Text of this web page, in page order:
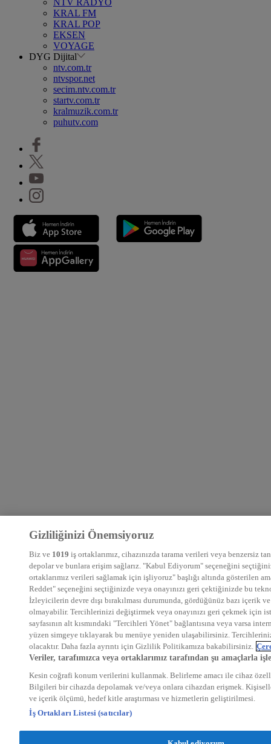
KRAL FM
KRAL POP
EKSEN
VOYAGE
DYG Dijital
ntv.com.tr
ntvspor.net
secim.ntv.com.tr
startv.com.tr
kralmuzik.com.tr
puhutv.com
Gizliliğinizi Önemsiyoruz
Biz ve 1019 iş ortaklarımız, cihazınızda tarama verileri veya benzersiz
depolar ve bunlara erişim sağlarız. "Kabul Ediyorum" seçeneğini
ortaklarımız verileri sağlamak için işliyoruz" başlığı altında gösterilen
Reddet" seçeneğini seçtiğinizde veya onayınızı geri çektiğinizde bu
İzleyicilerin devre dışı bırakılması durumunda, gördüğünüz bazı içerik
olmayabilir. Tercihlerinizi değiştirmek veya onayınızı geri çekmek için
sayfasının alt kısmındaki "Tercihleri Yönet" bağlantısına veya varsa
yüzen simgeye tıklayarak bu menüye yeniden ulaşabilirsiniz.
olacaktır. Daha fazla ayrıntı için Gizlilik Politikamıza bakabilirsiniz.
Veriler, tarafımızca veya ortaklarımız tarafından şu amaçlarla
Kesin coğrafi konum verilerini kullanmak. Belirleme amacı ile cihaz
Bilgileri bir cihazda depolamak ve/veya onlara cihazdan erişmek.
ve içerik ölçümü, hedef kitle araştırması ve hizmetlerin geliştirilmesi.
İş Ortakları Listesi (satıcılar)